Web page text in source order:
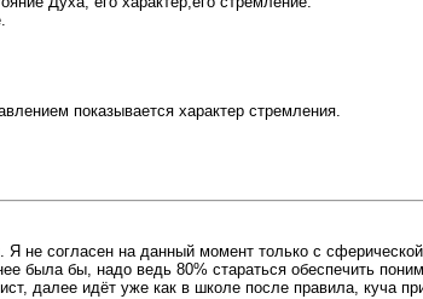
показывается характер стремления.
согласен на данный момент только с
была бы, надо ведь 80% стараться обеспечить
далее идёт уже как в школе после правила, куча